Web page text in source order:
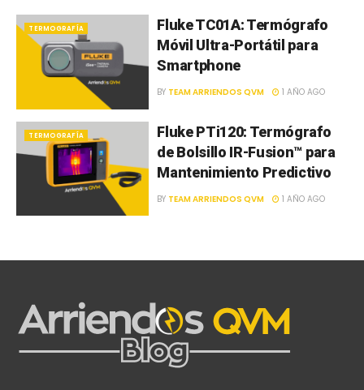
TERMOGRAFÍA
Fluke TC01A: Termógrafo
Móvil Ultra-Portátil para
Smartphone
BY TEAM ARRIENDOS QVM 1 AÑO AGO
TERMOGRAFÍA
Fluke PTi120: Termógrafo
de Bolsillo IR-Fusion™ para
Mantenimiento Predictivo
BY TEAM ARRIENDOS QVM 1 AÑO AGO